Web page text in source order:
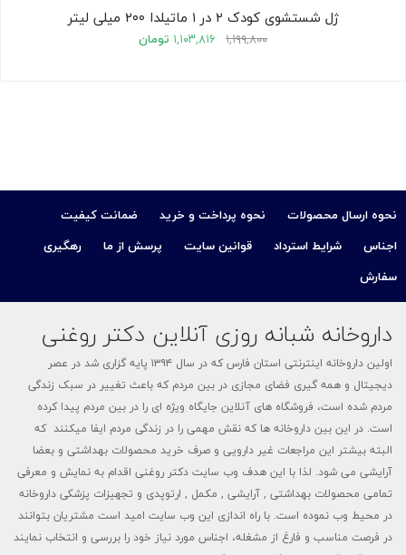
ژل شستشوی کودک ۲ در ۱ ماتیلدا ۲۰۰ میلی لیتر
۱,۱۹۹,۸۰۰ ۱,۱۰۳,۸۱۶ تومان
نحوه ارسال محصولات نحوه پرداخت و خرید
ضمانت کیفیت
اجناس
شرایط استرداد قوانین سایت پرسش از ما
رهگیری
سفارش
داروخانه شبانه روزی آنلاین دکتر روغنی
اولین داروخانه اینترنتی استان فارس که در سال ۱۳۹۴ پایه گزاری شد در عصر
دیجیتال و همه گیری فضای مجازی در بین مردم که باعث تغییر در سبک زندگی
مردم شده است، فروشگاه های آنلاین جایگاه ویژه ای را در بین مردم پیدا کرده
است. در این بین داروخانه ها که نقش مهمی را در زندگی مردم ایفا میکنند که
البته بیشتر این مراجعات غیر دارویی و صرف خرید محصولات بهداشتی و بعضا
آرایشی می شود. لذا با این هدف وب سایت دکتر روغنی اقدام به نمایش و معرفی
تمامی محصولات بهداشتی , آرایشی , مکمل , ارتوپدی و تجهیزات پزشکی داروخانه
در محیط وب نموده است. با راه اندازی این وب سایت امید است مشتریان بتوانند
در فرصت مناسب و فارغ از مشغله، اجناس مورد نیاز خود را بررسی و انتخاب نمایند